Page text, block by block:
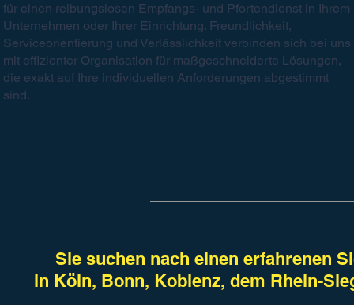
für einen reibungslosen Empfangs- und Pfortendienst in Ihrem
Unternehmen oder Ihrer Einrichtung. Freundlichkeit,
Serviceorientierung und Verlässlichkeit verbinden sich bei uns
mit effizienter Organisation für maßgeschneiderte Lösungen,
die exakt auf Ihre individuellen Anforderungen abgestimmt
sind.
Sie suchen nach einen erfahrenen
in Köln, Bonn, Koblenz, dem Rhein-